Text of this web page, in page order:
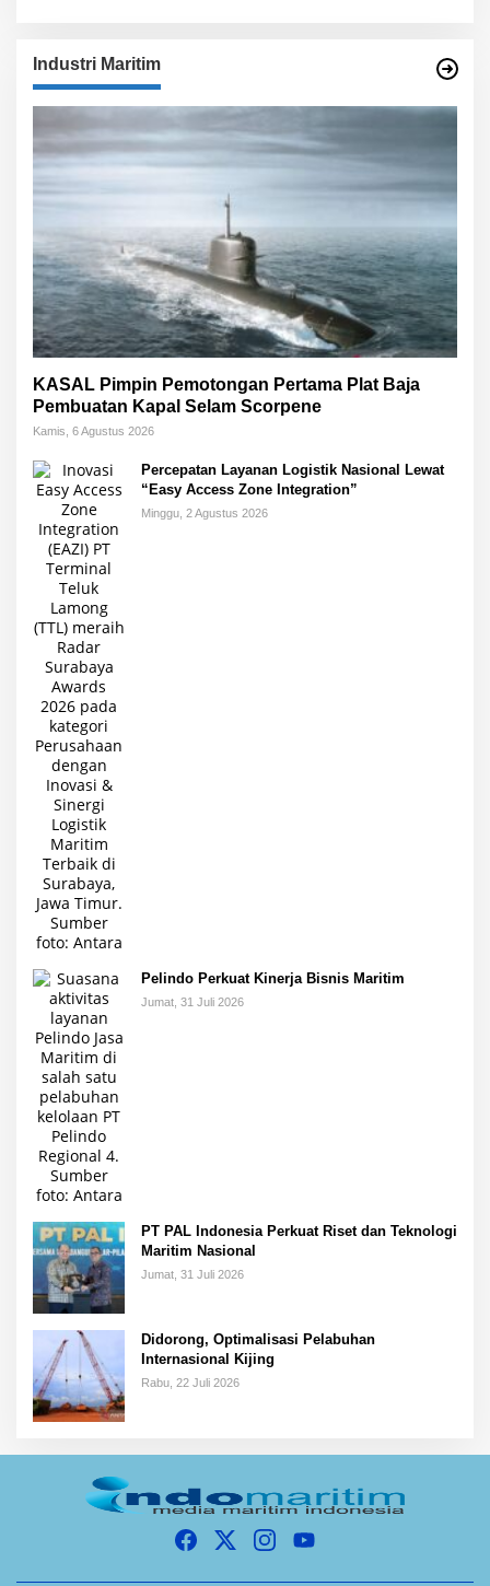
Industri Maritim
KASAL Pimpin Pemotongan Pertama Plat Baja
Pembuatan Kapal Selam Scorpene
Kamis, 6 Agustus 2026
Percepatan Layanan Logistik Nasional Lewat
“Easy Access Zone Integration”
Minggu, 2 Agustus 2026
Pelindo Perkuat Kinerja Bisnis Maritim
Jumat, 31 Juli 2026
PT PAL Indonesia Perkuat Riset dan Teknologi
Maritim Nasional
Jumat, 31 Juli 2026
Didorong, Optimalisasi Pelabuhan
Internasional Kijing
Rabu, 22 Juli 2026